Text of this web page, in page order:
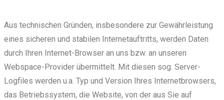
Aus technischen Gründen, insbesondere zur Gewährleistung
eines sicheren und stabilen Internetauftritts, werden Daten
durch Ihren Internet-Browser an uns bzw. an unseren
Webspace-Provider übermittelt. Mit diesen sog. Server-
Logfiles werden u.a. Typ und Version Ihres Internetbrowsers,
das Betriebssystem, die Website, von der aus Sie auf